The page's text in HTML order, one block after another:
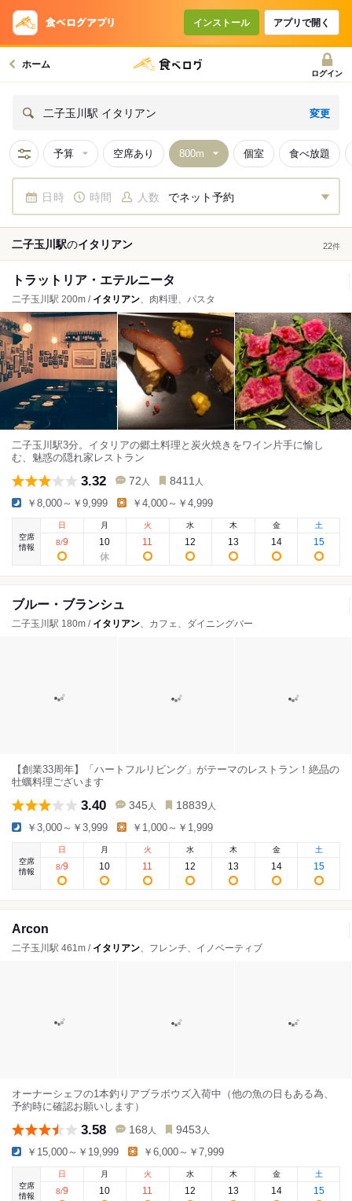
インストール アプリで開く
ホーム
ログイン
二子玉川駅 イタリアン 変更
予算 空席あり 個室 食べ放題
日時 時間 人数 でネット予約
二子玉川駅のイタリアン 22件
トラットリア・エテルニータ
二子玉川駅 200m / イタリアン、肉料理、パスタ
二子玉川駅3分。イタリアの郷土料理と炭火焼きをワイン片手に愉し
む、魅惑の隠れ家レストラン
3.32 72 人 8411 人
￥8,000～￥9,999 ￥4,000～￥4,999
空席
情報
日
8/9
月
10
火
11
水
12
木
13
金
14
土
15
ブルー・ブランシュ
二子玉川駅 180m / イタリアン、カフェ、ダイニングバー
【創業33周年】「ハートフルリビング」がテーマのレストラン！絶品の
牡蠣料理ございます
3.40 345 人 18839 人
￥3,000～￥3,999 ￥1,000～￥1,999
空席
情報
日
8/9
月
10
火
11
水
12
木
13
金
14
土
15
Arcon
二子玉川駅 461m / イタリアン、フレンチ、イノベーティブ
オーナーシェフの1本釣りアブラボウズ入荷中（他の魚の日もある為、
予約時に確認お願いします）
3.58 168 人 9453 人
￥15,000～￥19,999 ￥6,000～￥7,999
空席
情報
日
8/9
月
10
火
11
水
12
木
13
金
14
土
15